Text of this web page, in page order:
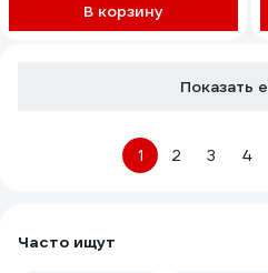
В корзину
Показать
1 2 3 4
Часто ищут